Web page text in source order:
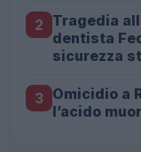
2 Tragedia
dentista
sicurezza
3 Omicidio a
l’acido